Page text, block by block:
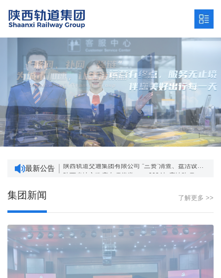
最新公告
陕西轨道交通集团有限公司发展战略研究服务项目招标公告 （项目编号：SCZC2024-ZB-1456/001）
深入贯彻中央八项规定精神学习教育 网络意见箱
“三资”清查、盘活设计及资产管理系统建设项目成交结果公告
陕西省地方政府专项债券 ——2024年度铁路项目进展情况
集团新闻 了解更多 >>